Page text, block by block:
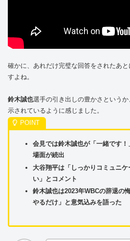
確かに、あれだけ完璧な回答をされたあ
すよね。
鈴木誠也選手の引き出しの豊かさという
示されているように感じました。
会見では鈴木誠也が「一緒です！
場面が続出
大谷翔平は「しっかりコミュニ
い」とコメント
鈴木誠也は2023年WBCの辞退の
やるだけ」と意気込みを語った